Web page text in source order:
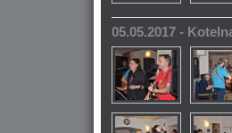
05.05.2017 -